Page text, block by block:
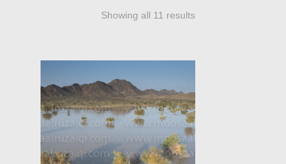
Showing all 11 results